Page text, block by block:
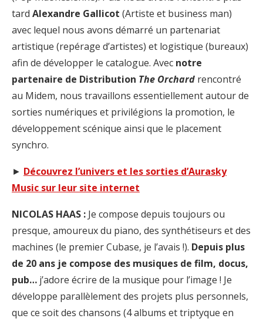
tard Alexandre Gallicot (Artiste et business man)
avec lequel nous avons démarré un partenariat
artistique (repérage d’artistes) et logistique (bureaux)
afin de développer le catalogue. Avec notre
partenaire de Distribution The Orchard rencontré
au Midem, nous travaillons essentiellement autour de
sorties numériques et privilégions la promotion, le
développement scénique ainsi que le placement
synchro.
► Découvrez l’univers et les sorties d’Aurasky
Music sur leur site internet
NICOLAS HAAS : Je compose depuis toujours ou
presque, amoureux du piano, des synthétiseurs et des
machines (le premier Cubase, je l’avais !). Depuis plus
de 20 ans je compose des musiques de film, docus,
pub… j’adore écrire de la musique pour l’image ! Je
développe parallèlement des projets plus personnels,
que ce soit des chansons (4 albums et triptyque en